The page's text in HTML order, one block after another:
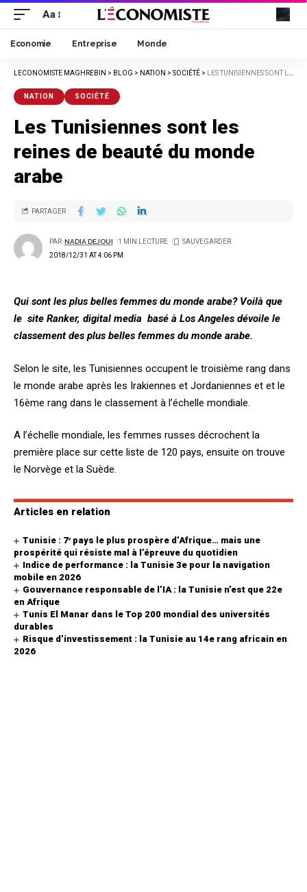
Aa
Economie Entreprise Monde
LECONOMISTE MAGHREBIN > BLOG > NATION > SOCIÉTÉ > LES TUNISIENNES SONT LES REINES DE BEAUTÉ DU MONDE ARABE
NATION SOCIÉTÉ
Les Tunisiennes sont les
reines de beauté du monde
arabe
2018/12/31 AT 4:06 PM
PAR NADIA DEJOUI 1 MIN LECTURE
PARTAGER
Qui sont les plus belles femmes du monde arabe? Voilà que
le site Ranker, digital media basé à Los Angeles dévoile le
classement des plus belles femmes du monde arabe.
Selon le site, les Tunisiennes occupent le troisième rang dans
le monde arabe après les Irakiennes et Jordaniennes et et le
16ème rang dans le classement à l’échelle mondiale.
A l’échelle mondiale, les femmes russes décrochent la
première place sur cette liste de 120 pays, ensuite on trouve
le Norvège et la Suède.
Articles en relation
Tunisie : 7ᵉ pays le plus prospère d’Afrique… mais une
prospérité qui résiste mal à l’épreuve du quotidien
Indice de performance : la Tunisie 3e pour la navigation
mobile en 2026
Gouvernance responsable de l’IA : la Tunisie n’est que 22e
en Afrique
Tunis El Manar dans le Top 200 mondial des universités
durables
Risque d’investissement : la Tunisie au 14e rang africain en
2026